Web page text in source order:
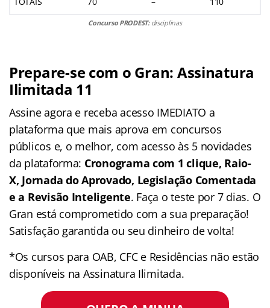
Concurso PRODEST: disciplinas
Prepare-se com o Gran: Assinatura
Ilimitada 11
Assine agora e receba acesso IMEDIATO a
plataforma que mais aprova em concursos
públicos e, o melhor, com acesso às 5 novidades
da plataforma: Cronograma com 1 clique, Raio-
X, Jornada do Aprovado, Legislação Comentada
e a Revisão Inteligente. Faça o teste por 7 dias. O
Gran está comprometido com a sua preparação!
Satisfação garantida ou seu dinheiro de volta!
*Os cursos para OAB, CFC e Residências não estão
disponíveis na Assinatura Ilimitada.